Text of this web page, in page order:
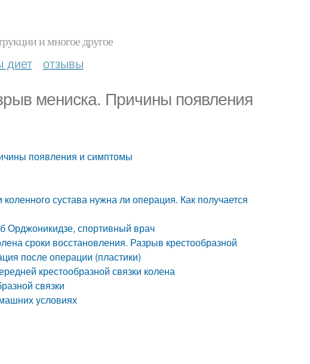
и многое другое
диет отзывы
мениска. Причины появления
появления и симптомы
сустава нужна ли операция. Как получается
Орджоникидзе, спортивный врач
сроки восстановления. Разрыв крестообразной
после операции (пластики)
крестообразной связки колена
связки
условиях